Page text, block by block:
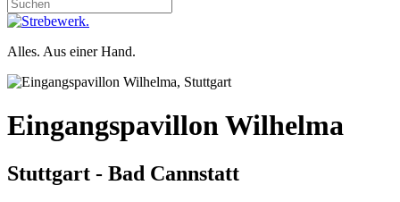
Alles. Aus einer Hand.
Eingangspavillon Wilhelma
Stuttgart - Bad Cannstatt